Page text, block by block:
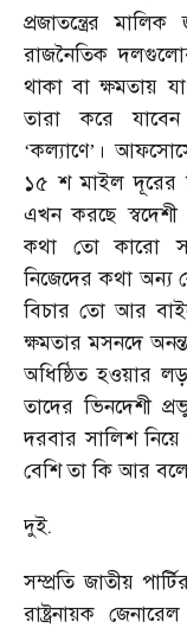
প্রজাতন্ত্রের
রাজনৈতিক
থাকা বা ক্ষমতায়
তারা করে
‘কল্যাণে’ ।
১৫ শ মাইল দূরের
এখন করছে
কথা তো কারো
নিজেদের কথা অন্য
বিচার তো আর
ক্ষমতার মসনদে
অধিষ্ঠিত হওয়ার
তাদের ভিনদেশী
দরবার সালিশ
বেশি তা কি আর
দুই.
সম্প্রতি জাতীয়
রাষ্ট্রনায়ক